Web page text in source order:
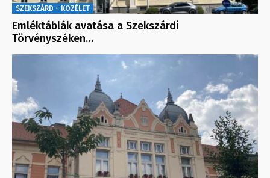
SZEKSZÁRD - KÖZÉLET
Emléktáblák avatása a Szekszárdi
Törvényszéken…